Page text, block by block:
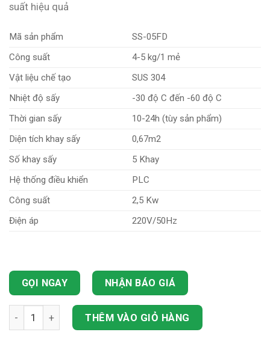
suất hiệu quả
Mã sản phẩm
SS-05FD
Công suất
4-5 kg/1 mẻ
Vật liệu chế tạo
SUS 304
Nhiệt độ sấy
-30 độ C đến -60 độ C
Thời gian sấy
10-24h (tùy sản phẩm)
Diện tích khay sấy
0,67m2
Số khay sấy
5 Khay
Hệ thống điều khiển
PLC
Công suất
2,5 Kw
Điện áp
220V/50Hz
GỌI NGAY NHẬN BÁO GIÁ
Máy sấy thăng hoa mini 5kg số lượng
THÊM VÀO GIỎ HÀNG